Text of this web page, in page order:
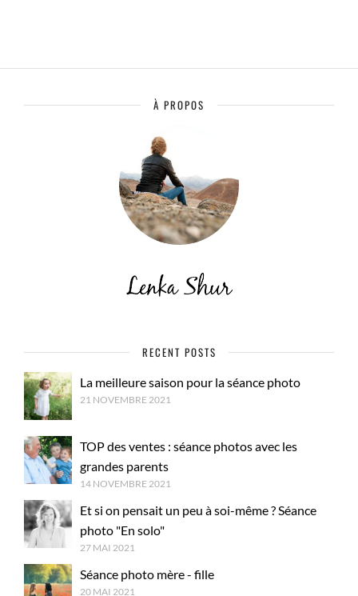
À PROPOS
RECENT POSTS
La meilleure saison pour la séance photo
21 NOVEMBRE 2021
TOP des ventes : séance photos avec les
grandes parents
14 NOVEMBRE 2021
Et si on pensait un peu à soi-même ? Séance
photo "En solo"
27 MAI 2021
Séance photo mère - fille
20 MAI 2021